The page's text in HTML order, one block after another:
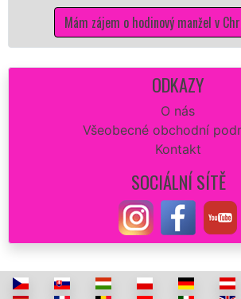
zájem o hodinový manžel v Chrustenicích
ODKAZY
O nás
Všeobecné obchodní
Kontakt
SOCIÁLNÍ SÍTĚ